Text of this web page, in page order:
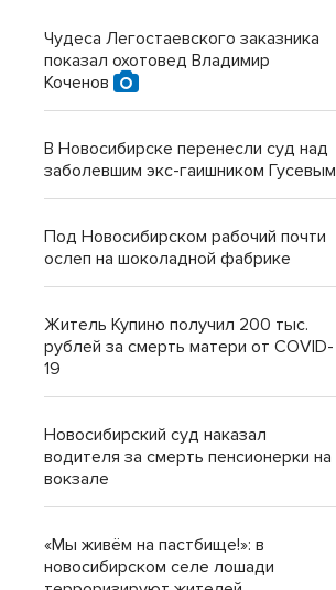
Чудеса Легостаевского заказника
показал охотовед Владимир
Коченов
В Новосибирске перенесли суд над
заболевшим экс-гаишником Гусевым
Под Новосибирском рабочий почти
ослеп на шоколадной фабрике
Житель Купино получил 200 тыс.
рублей за смерть матери от COVID-
19
Новосибирский суд наказал
водителя за смерть пенсионерки на
вокзале
«Мы живём на пастбище!»: в
новосибирском селе лошади